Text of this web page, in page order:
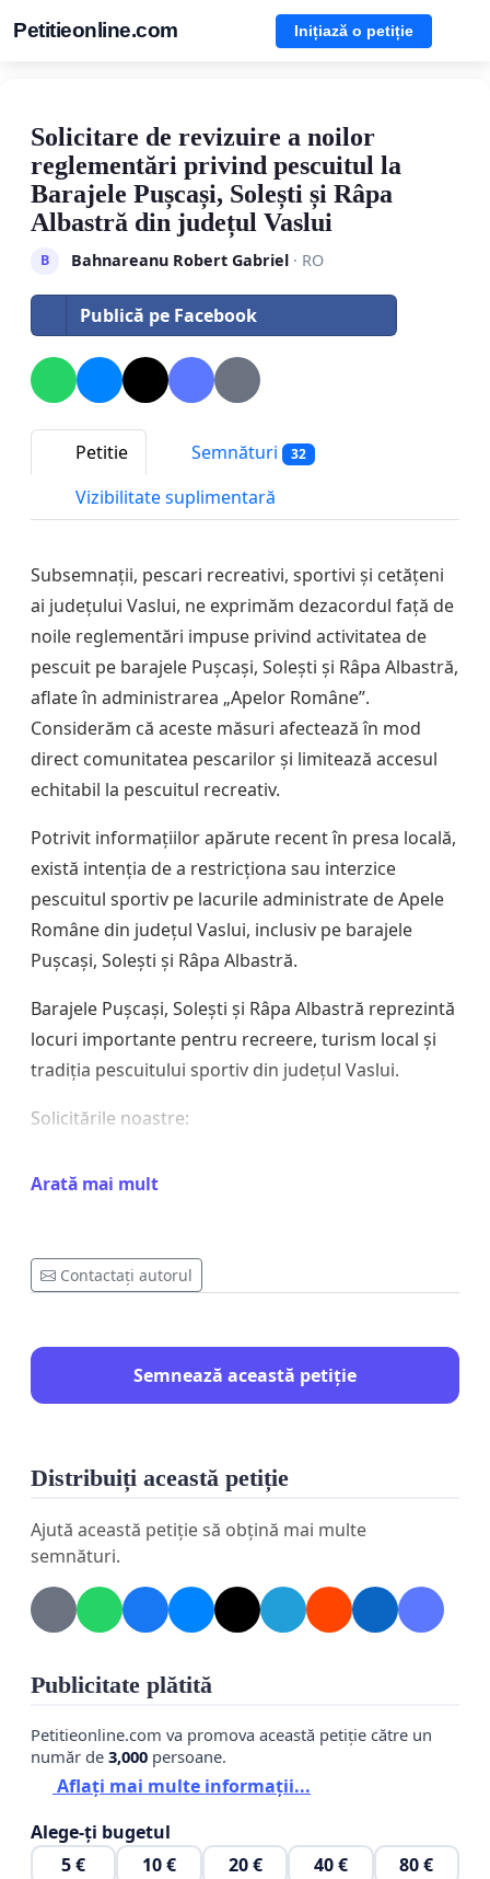
Petitieonline.com Inițiază o petiție
Solicitare de revizuire a noilor
reglementări privind pescuitul la
Barajele Pușcași, Solești și Râpa
Albastră din județul Vaslui
B Bahnareanu Robert Gabriel· RO
Publică pe Facebook
Petitie Semnături 32
Vizibilitate suplimentară
Subsemnații, pescari recreativi, sportivi și cetățeni
ai județului Vaslui, ne exprimăm dezacordul față de
noile reglementări impuse privind activitatea de
pescuit pe barajele Pușcași, Solești și Râpa Albastră,
aflate în administrarea „Apelor Române”.
Considerăm că aceste măsuri afectează în mod
direct comunitatea pescarilor și limitează accesul
echitabil la pescuitul recreativ.
Potrivit informațiilor apărute recent în presa locală,
există intenția de a restricționa sau interzice
pescuitul sportiv pe lacurile administrate de Apele
Române din județul Vaslui, inclusiv pe barajele
Pușcași, Solești și Râpa Albastră.
Barajele Pușcași, Solești și Râpa Albastră reprezintă
locuri importante pentru recreere, turism local și
tradiția pescuitului sportiv din județul Vaslui.
Solicitările noastre:
reglementări până la organizarea unor consultări
• Organizarea unei întâlniri oficiale între
• Transparentizarea procesului de luare a deciziilor
privind administrarea apelor și a fondului piscicol.
atât mediul, cât și drepturile comunității de pescari.
Localitatea: Vaslui
Arată mai mult
Contactați autorul
Semnează această petiție
Distribuiți această petiție
Ajută această petiție să obțină mai multe
semnături.
Publicitate plătită
Petitieonline.com va promova această petiție către un
număr de 3,000 persoane.
Aflați mai multe informații...
Alege-ți bugetul
5 €
10 € 20 € 40 € 80 €